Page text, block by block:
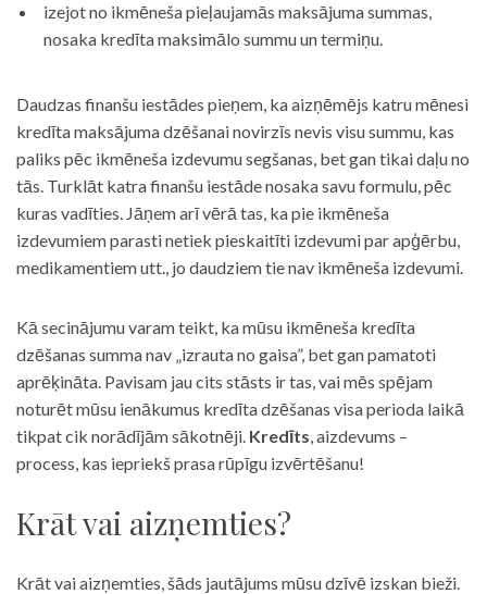
izejot no ikmēneša pieļaujamās maksājuma summas,
nosaka kredīta maksimālo summu un termiņu.
Daudzas finanšu iestādes pieņem, ka aizņēmējs katru mēnesi
kredīta maksājuma dzēšanai novirzīs nevis visu summu, kas
paliks pēc ikmēneša izdevumu segšanas, bet gan tikai daļu no
tās. Turklāt katra finanšu iestāde nosaka savu formulu, pēc
kuras vadīties. Jāņem arī vērā tas, ka pie ikmēneša
izdevumiem parasti netiek pieskaitīti izdevumi par apģērbu,
medikamentiem utt., jo daudziem tie nav ikmēneša izdevumi.
Kā secinājumu varam teikt, ka mūsu ikmēneša kredīta
dzēšanas summa nav „izrauta no gaisa”, bet gan pamatoti
aprēķināta. Pavisam jau cits stāsts ir tas, vai mēs spējam
noturēt mūsu ienākumus kredīta dzēšanas visa perioda laikā
tikpat cik norādījām sākotnēji. Kredīts, aizdevums –
process, kas iepriekš prasa rūpīgu izvērtēšanu!
Krāt vai aizņemties?
Krāt vai aizņemties, šāds jautājums mūsu dzīvē izskan bieži.